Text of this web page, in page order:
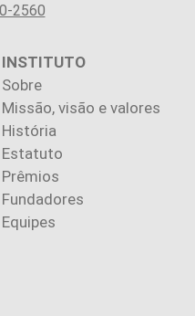
2560
INSTITUTO
Sobre
Missão, visão e valores
História
Estatuto
Prêmios
Fundadores
Equipes